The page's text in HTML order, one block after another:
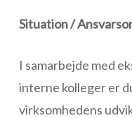
Situation /
I samarbejde med
interne kolleger er
virksomhedens